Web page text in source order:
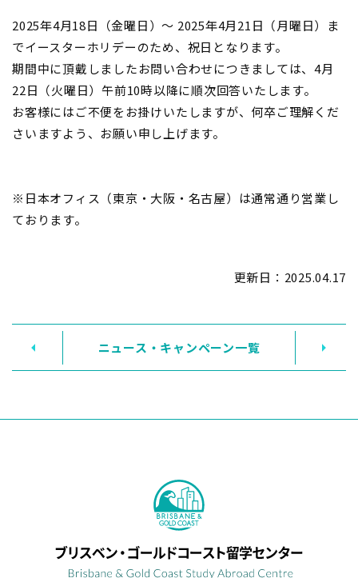
2025年4月18日（金曜日）～ 2025年4月21日（月曜日）ま
でイースターホリデーのため、祝日となります。
期間中に頂戴しましたお問い合わせにつきましては、4月
22日（火曜日）午前10時以降に順次回答いたします。
お客様にはご不便をお掛けいたしますが、何卒ご理解くだ
さいますよう、お願い申し上げます。
※日本オフィス（東京・大阪・名古屋）は通常通り営業し
ております。
更新日： 2025.04.17
ニュース・キャンペーン一覧